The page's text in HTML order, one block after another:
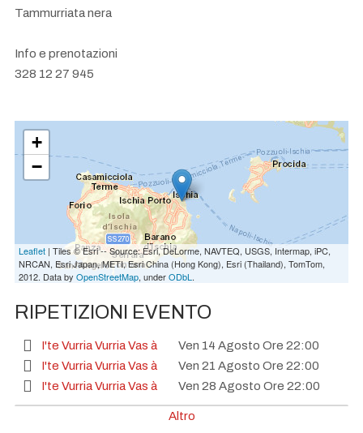
Tammurriata nera
Info e prenotazioni
328 12 27 945
+
−
Leaflet | Tiles © Esri -- Source: Esri, DeLorme, NAVTEQ, USGS, Intermap, iPC,
NRCAN, Esri Japan, METI, Esri China (Hong Kong), Esri (Thailand), TomTom,
2012. Data by OpenStreetMap, underODbL.
RIPETIZIONI EVENTO
I'te Vurria Vurria Vas à
Ven 14 Agosto Ore 22:00
I'te Vurria Vurria Vas à
Ven 21 Agosto Ore 22:00
I'te Vurria Vurria Vas à
Ven 28 Agosto Ore 22:00
I'te Vurria Vurria Vas à
Ven 04 Settembre Ore 22:00
Altro